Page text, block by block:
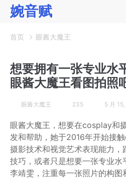
婉音赋
首页 眼酱大魔王
想要拥有一张专业水
眼酱大魔王看图拍照
眼酱大魔王 235 5 月
眼酱大魔王，想要在cosplay和
发和帮助，她于2016年开始接
摄影技术和视觉艺术表现能力，
技巧，或者只是想要一张专业水
李靖雯，注重每一张照片的构图